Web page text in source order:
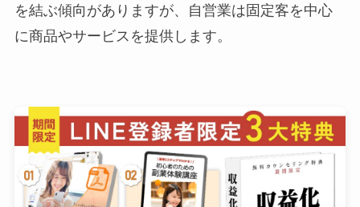
を結ぶ傾向がありますが、自営業は固定客を中心
に商品やサービスを提供します。